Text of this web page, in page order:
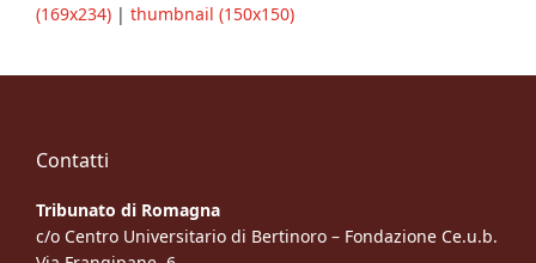
(169x234) | thumbnail (150x150)
Contatti
Tribunato di Romagna
c/o Centro Universitario di Bertinoro – Fondazione Ce.u.b.